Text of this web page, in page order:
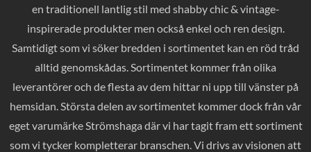
en traditionell lantlig stil med shabby chic & vintage-
inspirerade produkter men också enkel och ren design.
Samtidigt som vi söker bredden i sortimentet kan en röd tråd
alltid genomskådas. Sortimentet kommer från olika
leverantörer och de flesta av dem hittar ni upp till vänster på
hemsidan. Största delen av sortimentet kommer dock från vår
eget varumärke Strömshaga där vi har tagit fram ett sortiment
som vi tycker kompletterar branschen. Vi drivs av visionen att